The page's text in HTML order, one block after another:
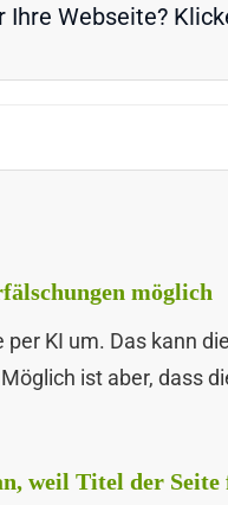
Webseite?
möglich
KI um. Das kann
ist aber, dass
weil Titel der Seite